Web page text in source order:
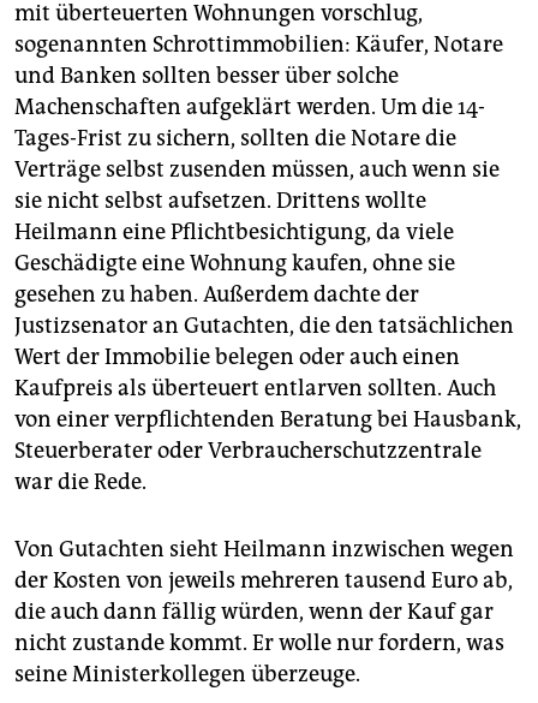
mit überteuerten Wohnungen vorschlug,
sogenannten Schrottimmobilien: Käufer, Notare
und Banken sollten besser über solche
Machenschaften aufgeklärt werden. Um die 14-
Tages-Frist zu sichern, sollten die Notare die
Verträge selbst zusenden müssen, auch wenn sie
sie nicht selbst aufsetzen. Drittens wollte
Heilmann eine Pflichtbesichtigung, da viele
Geschädigte eine Wohnung kaufen, ohne sie
gesehen zu haben. Außerdem dachte der
Justizsenator an Gutachten, die den tatsächlichen
Wert der Immobilie belegen oder auch einen
Kaufpreis als überteuert entlarven sollten. Auch
von einer verpflichtenden Beratung bei Hausbank,
Steuerberater oder Verbraucherschutzzentrale
war die Rede.
Von Gutachten sieht Heilmann inzwischen wegen
der Kosten von jeweils mehreren tausend Euro ab,
die auch dann fällig würden, wenn der Kauf gar
nicht zustande kommt. Er wolle nur fordern, was
seine Ministerkollegen überzeuge.